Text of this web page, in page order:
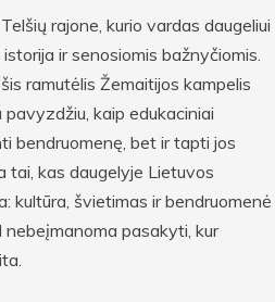
rajone, kurio vardas daugeliui
ir senosiomis bažnyčiomis.
ramutėlis Žemaitijos kampelis
kaip edukaciniai
bendruomenę, bet ir tapti jos
tai, kas daugelyje Lietuvos
kultūra, švietimas ir bendruomenė
nebeįmanoma pasakyti, kur